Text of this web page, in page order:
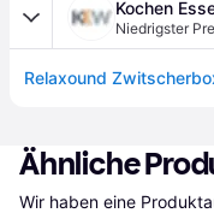
Kochen
Niedrigster
Relaxound
Ähnliche
Wir haben eine